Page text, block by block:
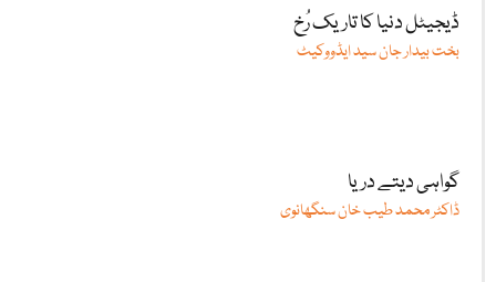
ڈیجیٹل دنیا کا تاریک رُخ
بخت بیدار جان سید ایڈووکیٹ
گواہی دیتے دریا
ڈاکٹر محمد طیب خان سنگھانوی